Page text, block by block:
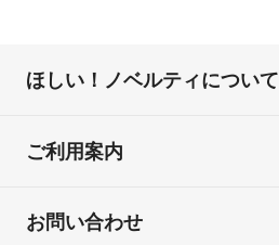
ほしい！ノベルティについて
ご利用案内
お問い合わせ